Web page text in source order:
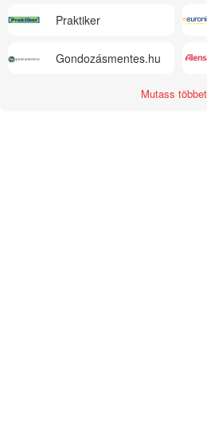
Praktiker
Gondozásmentes.hu
Mutass többet